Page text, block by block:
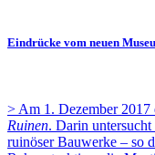
Eindrücke vom neuen
> Am 1. Dezember 2017
Ruinen. Darin
ruinöser Bauwerke – so